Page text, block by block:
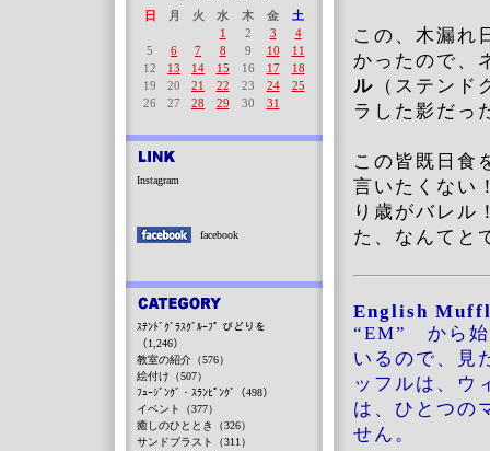
この、木漏れ
かったので、
ル （ステン
ラした影だっ
この皆既日
言いたくない
り歳がバレ
た、なんてと
English
“EM” から始
いるので、見
ッフルは、ウ
は、ひとつの
せん。
日
月 火 水 木 金
土
1
2 3
4
5
6 7 8 9 10
11
12
13 14 15 16 17
18
19
20 21 22 23 24
25
26
27 28 29 30 31
Instagram
facebook
ｽﾃﾝﾄﾞｸﾞﾗｽｸﾞﾙｰﾌﾟ びどりを
（1,246）
教室の紹介（576）
絵付け（507）
ﾌｭｰｼﾞﾝｸﾞ・ｽﾗﾝﾋﾟﾝｸﾞ（498）
イベント（377）
癒しのひととき（326）
サンドブラスト（311）